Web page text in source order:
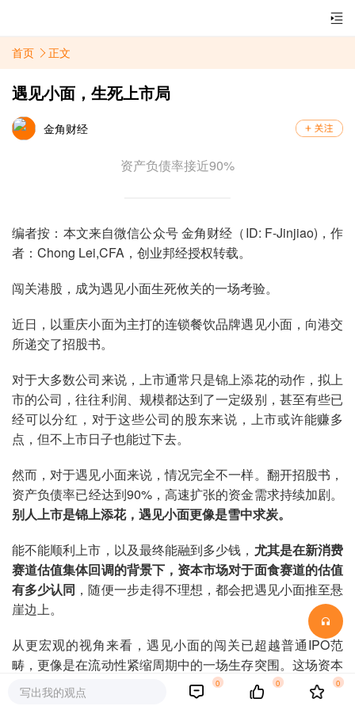
首页 正文
遇见小面，生死上市局
金角财经
资产负债率接近90%
编者按：本文来自微信公众号 金角财经（ID: F-Jinjiao)，作
者：Chong Lei,CFA，创业邦经授权转载。
闯关港股，成为遇见小面生死攸关的一场考验。
近日，以重庆小面为主打的连锁餐饮品牌遇见小面，向港交
所递交了招股书。
对于大多数公司来说，上市通常只是锦上添花的动作，拟上
市的公司，往往利润、规模都达到了一定级别，甚至有些已
经可以分红，对于这些公司的股东来说，上市或许能赚多
点，但不上市日子也能过下去。
然而，对于遇见小面来说，情况完全不一样。翻开招股书，
资产负债率已经达到90%，高速扩张的资金需求持续加剧。
别人上市是锦上添花，遇见小面更像是雪中求炭。
能不能顺利上市，以及最终能融到多少钱， 尤其是在新消费
赛道估值集体回调的背景下，资本市场对于面食赛道的估值
有多少认同 ，随便一步走得不理想，都会把遇见小面推至悬
崖边上。
从更宏观的视角来看，遇见小面的闯关已超越普通IPO范
畴，更像是在流动性紧缩周期中的一场生存突围。这场资本
大考的结果，或将成为中式快餐赛道格局演变的重要分水
岭。
写出我的观点
0 0 0